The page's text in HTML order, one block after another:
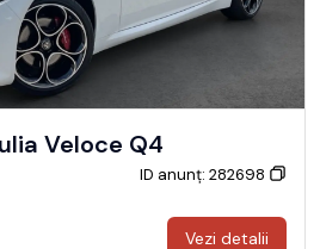
Veloce Q4
ID anunț: 282698
Vezi detalii